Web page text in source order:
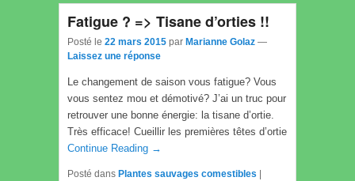
Fatigue ? => Tisane d’orties !!
Posté le 22 mars 2015 par Marianne Golaz —
Laissez une réponse
Le changement de saison vous fatigue? Vous
vous sentez mou et démotivé? J’ai un truc pour
retrouver une bonne énergie: la tisane d’ortie.
Très efficace! Cueillir les premières têtes d’ortie
Continue Reading →
Posté dans Plantes sauvages comestibles